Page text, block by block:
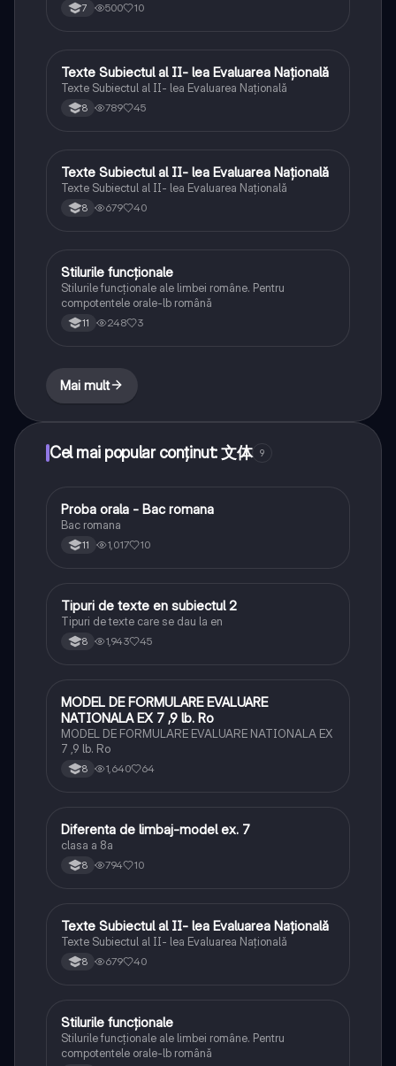
7 500 10
Limba și literatura română
Texte Subiectul al II- lea Evaluarea Națională
Texte Subiectul al II- lea Evaluarea Națională
8 789 45
Limba și literatura română
Texte Subiectul al II- lea Evaluarea Națională
Texte Subiectul al II- lea Evaluarea Națională
8 679 40
Limba și literatura română
Stilurile funcționale
Stilurile funcționale ale limbei române. Pentru
compotentele orale-lb română
11 248 3
Mai mult
Cel mai popular conținut: 文体 9
Limba și literatura română
Proba orala - Bac romana
Bac romana
11 1,017 10
Limba și literatura română
Tipuri de texte en subiectul 2
Tipuri de texte care se dau la en
8 1,943 45
Limba și literatura română
MODEL DE FORMULARE EVALUARE
NATIONALA EX 7 ,9 lb. Ro
MODEL DE FORMULARE EVALUARE NATIONALA EX
7 ,9 lb. Ro
8 1,640 64
Limba și literatura română
Diferenta de limbaj-model ex. 7
clasa a 8a
8 794 10
Limba și literatura română
Texte Subiectul al II- lea Evaluarea Națională
Texte Subiectul al II- lea Evaluarea Națională
8 679 40
Limba și literatura română
Stilurile funcționale
Stilurile funcționale ale limbei române. Pentru
compotentele orale-lb română